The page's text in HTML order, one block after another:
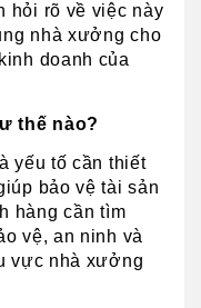
hỏi rõ về việc này
nhà xưởng cho
doanh của
thế nào?
yếu tố cần thiết
bảo vệ tài sản
hàng cần tìm
vệ, an ninh và
vực nhà xưởng